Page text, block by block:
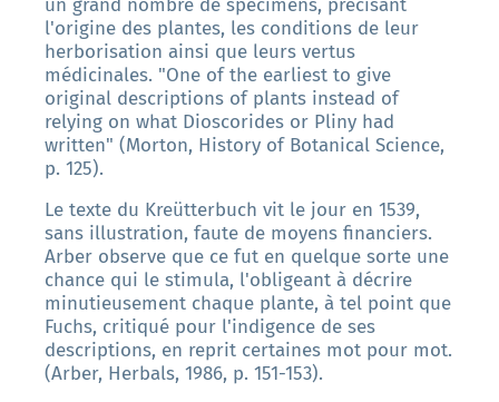
un grand nombre de spécimens, précisant
l'origine des plantes, les conditions de leur
herborisation ainsi que leurs vertus
médicinales. "One of the earliest to give
original descriptions of plants instead of
relying on what Dioscorides or Pliny had
written" (Morton, History of Botanical Science,
p. 125).
Le texte du Kreütterbuch vit le jour en 1539,
sans illustration, faute de moyens financiers.
Arber observe que ce fut en quelque sorte une
chance qui le stimula, l'obligeant à décrire
minutieusement chaque plante, à tel point que
Fuchs, critiqué pour l'indigence de ses
descriptions, en reprit certaines mot pour mot.
(Arber, Herbals, 1986, p. 151-153).